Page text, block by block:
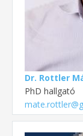
Dr. Rottler
PhD hallgató